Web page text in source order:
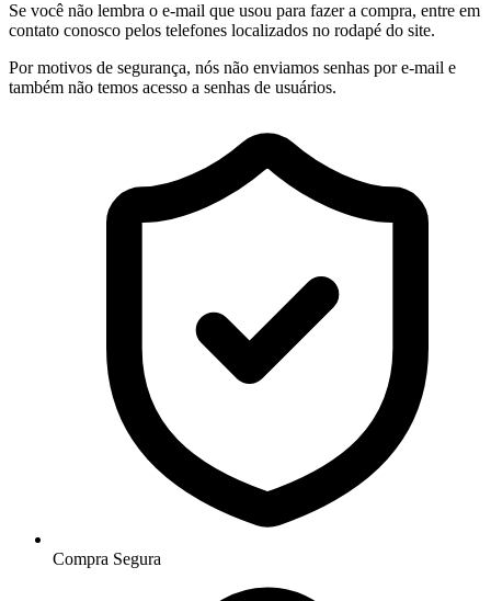
Se você não lembra o e-mail que usou para fazer a compra, entre em
contato conosco pelos telefones localizados no rodapé do site.
Por motivos de segurança, nós não enviamos senhas por e-mail e
também não temos acesso a senhas de usuários.
Compra Segura